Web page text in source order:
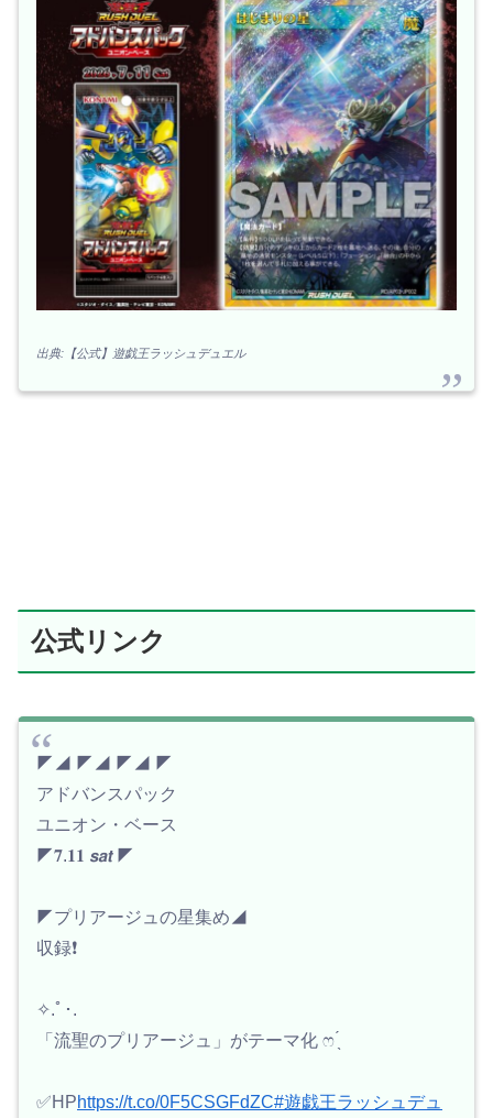
出典:【公式】遊戯王ラッシュデュエル
公式リンク
◤◢ ◤◢ ◤◢ ◤
アドバンスパック
ユニオン・ベース
◤𝟕.𝟏𝟏 𝙨𝙖𝙩 ◤
◤プリアージュの星集め◢
収録❗️
✧.ﾟ･.
「流聖のプリアージュ」がテーマ化 ෆ ̖́
✅HPhttps://t.co/0F5CSGFdZC#遊戯王ラッシュデュ